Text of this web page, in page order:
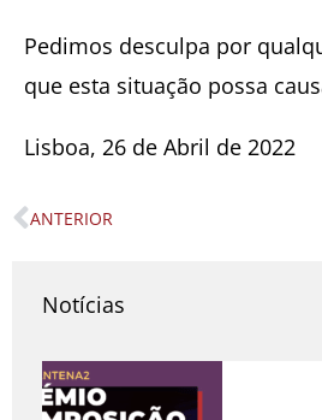
Pedimos desculpa por
que esta situação possa
Lisboa, 26 de Abril de 2022
Prev
ANTERIOR
Notícias